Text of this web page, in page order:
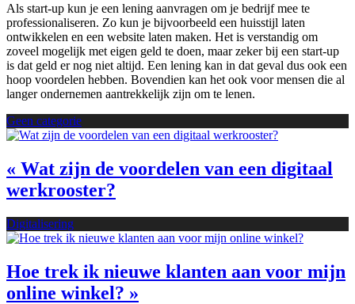
Als start-up kun je een lening aanvragen om je bedrijf mee te
professionaliseren. Zo kun je bijvoorbeeld een huisstijl laten
ontwikkelen en een website laten maken. Het is verstandig om
zoveel mogelijk met eigen geld te doen, maar zeker bij een start-up
is dat geld er nog niet altijd. Een lening kan in dat geval dus ook een
hoop voordelen hebben. Bovendien kan het ook voor mensen die al
langer ondernemen aantrekkelijk zijn om te lenen.
Geen categorie
« Wat zijn de voordelen van een digitaal
werkrooster?
Digitalisering
Hoe trek ik nieuwe klanten aan voor mijn
online winkel? »